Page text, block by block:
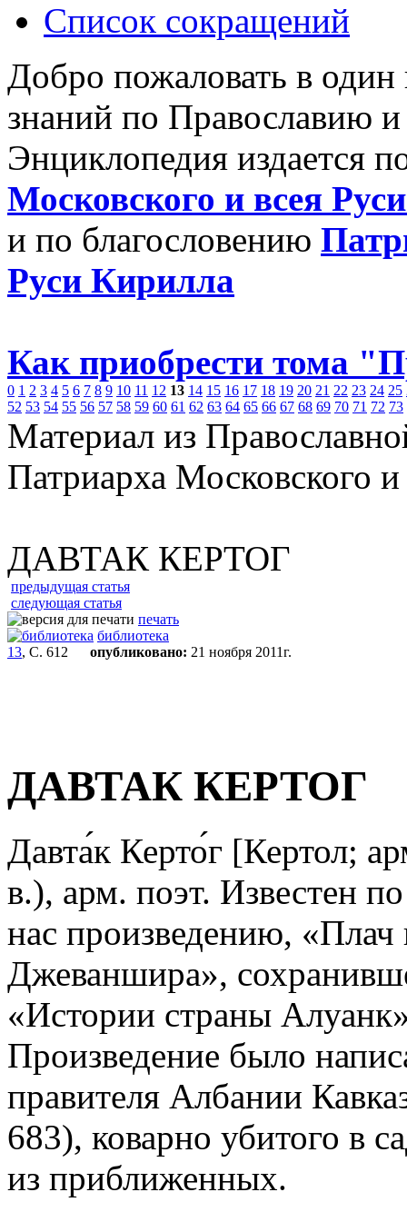
Список сокращений
Добро пожаловать в
знаний по Православию
Энциклопедия издается
Московского и всея
и по благословению
Руси Кирилла
Как приобрести тома
0 1 2 3 4 5 6 7 8 9 10 11 12 13 14 15 16 17 18 19 20 21 22 23 24 25
52 53 54 55 56 57 58 59 60 61 62 63 64 65 66 67 68 69 70 71 72 73
Материал из
Патриарха Московского
ДАВТАК КЕРТОГ
предыдущая статья
следующая статья
печать
библиотека
13, С. 612 опубликовано: 21 ноября 2011г.
ДАВТАК КЕРТОГ
Давта́к Керто́г
в.), арм. поэт. Известен
нас произведению, «Плач
Джеваншира»,
«Истории страны
Произведение было
правителя Албании
683), коварно убитого в
из приближенных.